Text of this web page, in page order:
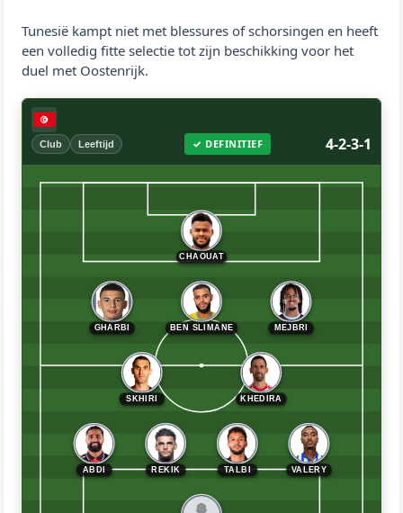
Tunesië kampt niet met blessures of schorsingen en heeft
een volledig fitte selectie tot zijn beschikking voor het
duel met Oostenrijk.
Club Leeftijd ✓ DEFINITIEF 4-2-3-1
ABDI REKIK TALBI VALERY
SKHIRI KHEDIRA
GHARBI BEN SLIMANE MEJBRI
CHAOUAT